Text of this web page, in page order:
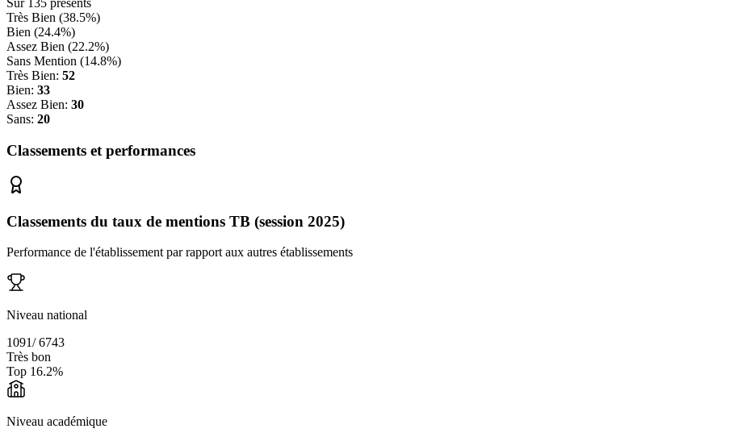
Sur 135 présents
Très Bien (38.5%)
Bien (24.4%)
Assez Bien (22.2%)
Sans Mention (14.8%)
Très Bien: 52
Bien: 33
Assez Bien: 30
Sans: 20
Classements et performances
Classements du taux de mentions TB (session 2025)
Performance de l'établissement par rapport aux autres établissements
Niveau national
1091/6743
Très bon
Top 16.2%
Niveau académique